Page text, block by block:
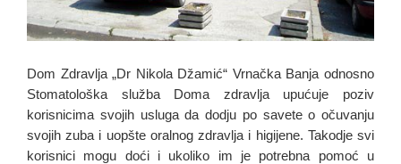
Dom Zdravlja „Dr Nikola Džamić“ Vrnačka Banja odnosno
Stomatološka služba Doma zdravlja upućuje poziv
korisnicima svojih usluga da dodju po savete o očuvanju
svojih zuba i uopšte oralnog zdravlja i higijene. Takodje svi
korisnici mogu doći i ukoliko im je potrebna pomoć u